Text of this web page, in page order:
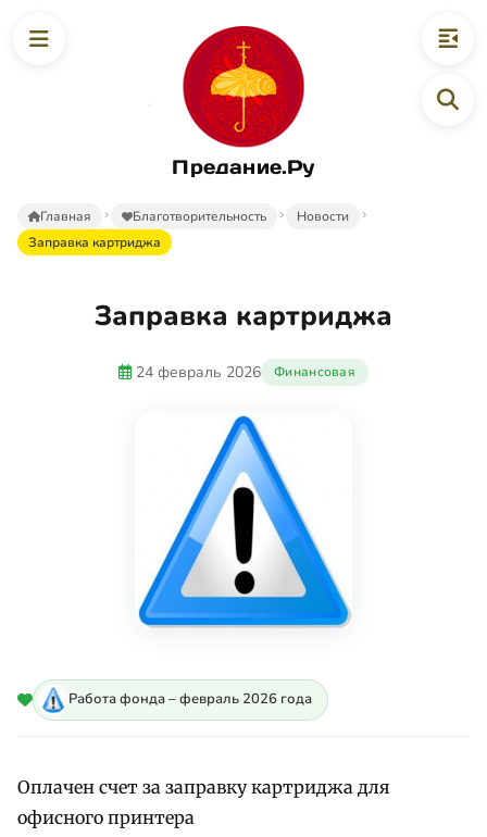
Предание.Ру
Главная Благотворительность
Новости
Заправка картриджа
Заправка картриджа
24 февраль 2026 Финансовая
Работа фонда – февраль 2026 года
Оплачен счет за заправку картриджа для
офисного принтера